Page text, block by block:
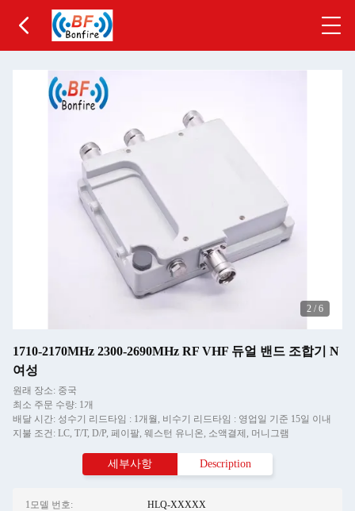
3 / 6
1710-2170MHz 2300-2690MHz RF VHF 듀얼 밴드 조합기 N
여성
원래 장소: 중국
최소 주문 수량: 1개
배달 시간: 성수기 리드타임 : 1개월, 비수기 리드타임 : 영업일 기준 15일 이내
지불 조건: LC, T/T, D/P, 페이팔, 웨스턴 유니온, 소액결제, 머니그램
세부사항 Description
1모델 번호: HLQ-XXXXX